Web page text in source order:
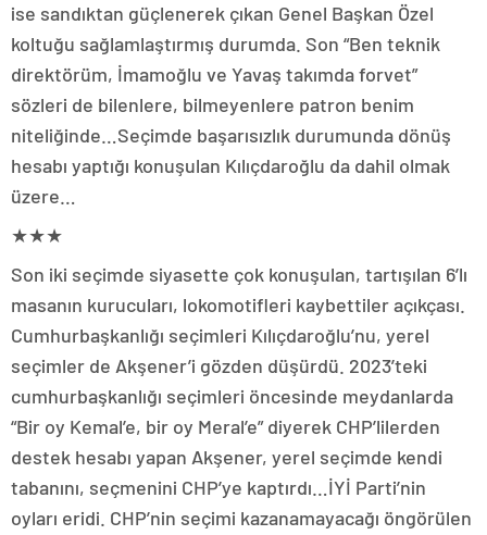
ise sandıktan güçlenerek çıkan Genel Başkan Özel
koltuğu sağlamlaştırmış durumda. Son “Ben teknik
direktörüm, İmamoğlu ve Yavaş takımda forvet”
sözleri de bilenlere, bilmeyenlere patron benim
niteliğinde…Seçimde başarısızlık durumunda dönüş
hesabı yaptığı konuşulan Kılıçdaroğlu da dahil olmak
üzere…
★★★
Son iki seçimde siyasette çok konuşulan, tartışılan 6’lı
masanın kurucuları, lokomotifleri kaybettiler açıkçası.
Cumhurbaşkanlığı seçimleri Kılıçdaroğlu’nu, yerel
seçimler de Akşener’i gözden düşürdü. 2023’teki
cumhurbaşkanlığı seçimleri öncesinde meydanlarda
“Bir oy Kemal’e, bir oy Meral’e” diyerek CHP’lilerden
destek hesabı yapan Akşener, yerel seçimde kendi
tabanını, seçmenini CHP’ye kaptırdı…İYİ Parti’nin
oyları eridi. CHP’nin seçimi kazanamayacağı öngörülen